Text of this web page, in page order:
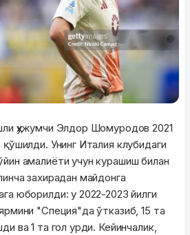
ҳужумчи Элдор Шомуродов 2021
Унинг Италия клубидаги
амалиёти учун курашиш билан
захирадан майдонга
юборилди: у 2022-2023 йилги
"Специя"да ўтказиб, 15 та
ва 1 та гол урди. Кейинчалик,